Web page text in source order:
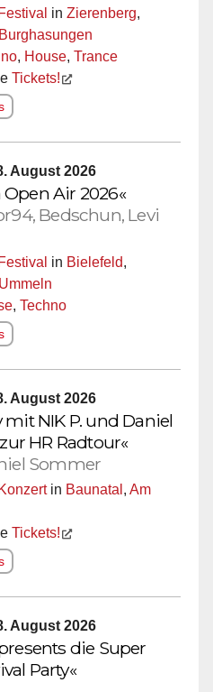
Festival in Zierenberg,
, House, Trance
Tickets!
August 2026
Open Air 2026«
Bedschun, Levi
Festival in Bielefeld,
, Techno
August 2026
mit NIK P. und Daniel
HR Radtour«
Sommer
Konzertin Baunatal , Am
Tickets!
August 2026
die Super
Party«